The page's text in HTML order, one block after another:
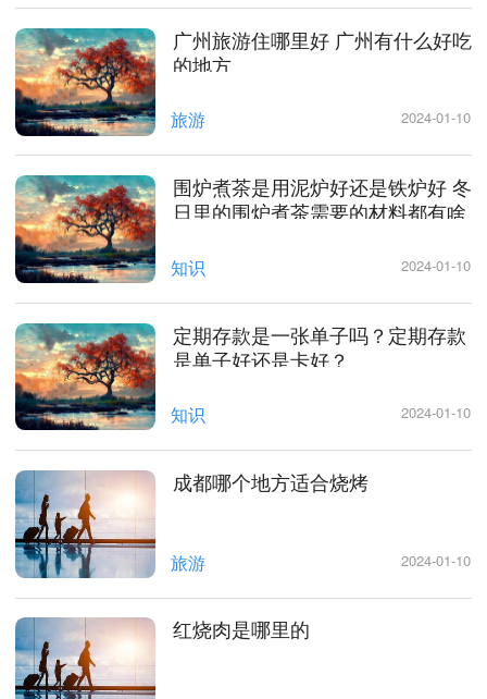
广州旅游住哪里好 广州有什么好吃
的地方
旅游 2024-01-10
围炉煮茶是用泥炉好还是铁炉好 冬
日里的围炉煮茶需要的材料都有啥
知识 2024-01-10
定期存款是一张单子吗？定期存款
是单子好还是卡好？
知识 2024-01-10
成都哪个地方适合烧烤
旅游 2024-01-10
红烧肉是哪里的